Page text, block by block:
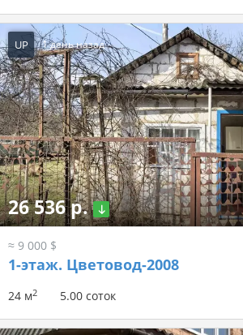
UP 1 день назад
26 536 р.
≈ 9 000 $
1-этаж. Цветовод-2008
24 м2 5.00 соток